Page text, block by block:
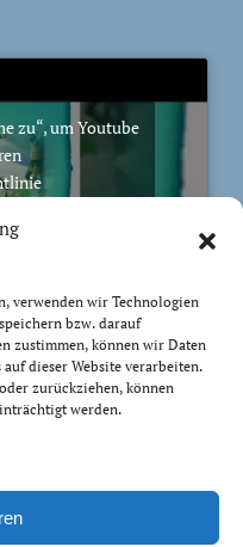
verwenden wir Technologien
bzw. darauf
zustimmen, können wir Daten
dieser Website verarbeiten.
zurückziehen, können
werden.
zu“, um Youtube
zu
Ich habe es getan; ich